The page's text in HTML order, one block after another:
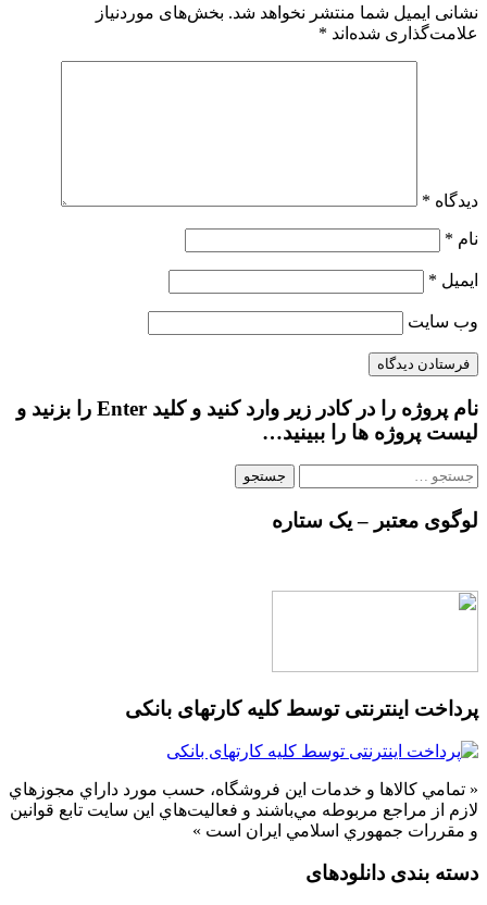
نشانی ایمیل شما منتشر نخواهد شد. بخش‌های موردنیاز
علامت‌گذاری شده‌اند *
دیدگاه *
نام *
ایمیل *
وب‌ سایت
نام پروژه را در کادر زیر وارد کنید و کلید Enter را بزنید و
لیست پروژه ها را ببینید…
جستجو
لوگوی معتبر – یک ستاره
پرداخت اینترنتی توسط کلیه کارتهای بانکی
« تمامي كالاها و خدمات اين فروشگاه، حسب مورد داراي مجوزهاي
لازم از مراجع مربوطه مي‌باشند و فعاليت‌هاي اين سايت تابع قوانين
و مقررات جمهوري اسلامي ايران است »
دسته بندی دانلودهای